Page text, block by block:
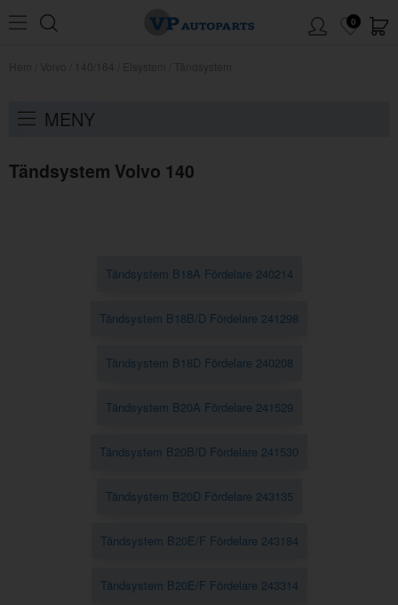
0
MENY
Tändsystem Volvo 140
Tändsystem B18A Fördelare 240214
Tändsystem B18B/D Fördelare 241298
Tändsystem B18D Fördelare 240208
Tändsystem B20A Fördelare 241529
Tändsystem B20B/D Fördelare 241530
Tändsystem B20D Fördelare 243135
Tändsystem B20E/F Fördelare 243184
Tändsystem B20E/F Fördelare 243314